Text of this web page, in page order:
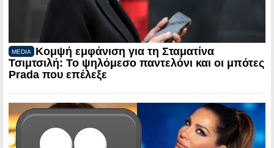
MEDIA
Κομψή εμφάνιση για τη Σταματίνα
Τσιμτσιλή: Το ψηλόμεσο παντελόνι και οι μπότες
Prada που επέλεξε